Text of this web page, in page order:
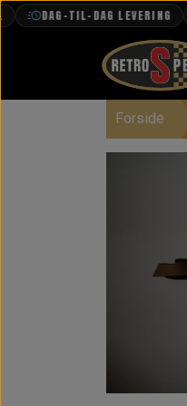
DAG-TIL-DAG LEVERING
PROJEKTER
Forside